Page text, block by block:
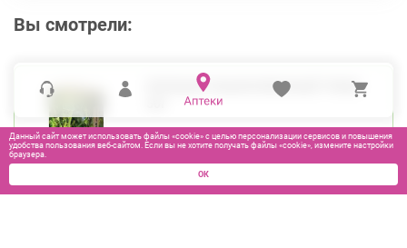
Вы смотрели:
РЕПЕШОК ОБЫКНОВЕННЫЙ ТРАВА
160₽
Данный сайт может использовать файлы «cookie» с целью персонализации сервисов и повышения
удобства пользования веб-сайтом. Если вы не хотите получать файлы «cookie», измените настройки
браузера.
ОК